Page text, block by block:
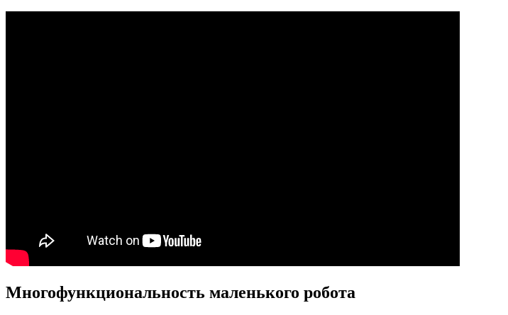
Многофункциональность маленького робота